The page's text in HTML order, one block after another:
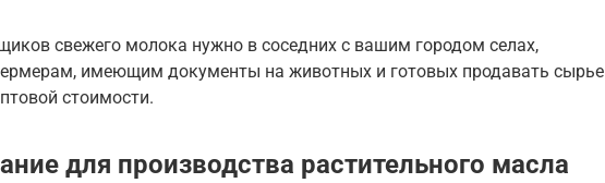
свежего молока нужно в соседних с вашим городом селах,
имеющим документы на животных и готовых продавать сырье
стоимости.
для производства растительного масла